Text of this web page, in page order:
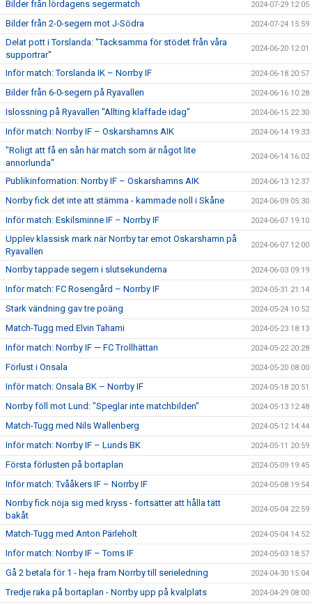
Bilder från lördagens segermatch 2024-07-29 12:05
Bilder från 2-0-segern mot J-Södra 2024-07-24 15:59
Delat pott i Torslanda: "Tacksamma för stödet från våra
supportrar"
2024-06-20 12:01
Inför match: Torslanda IK – Norrby IF 2024-06-18 20:57
Bilder från 6-0-segern på Ryavallen 2024-06-16 10:28
Islossning på Ryavallen "Allting klaffade idag" 2024-06-15 22:30
Inför match: Norrby IF – Oskarshamns AIK 2024-06-14 19:33
"Roligt att få en sån här match som är något lite
annorlunda"
2024-06-14 16:02
Publikinformation: Norrby IF – Oskarshamns AIK 2024-06-13 12:37
Norrby fick det inte att stämma - kammade noll i Skåne 2024-06-09 05:30
Inför match: Eskilsminne IF – Norrby IF 2024-06-07 19:10
Upplev klassisk mark när Norrby tar emot Oskarshamn på
Ryavallen
2024-06-07 12:00
Norrby tappade segern i slutsekunderna 2024-06-03 09:19
Inför match: FC Rosengård – Norrby IF 2024-05-31 21:14
Stark vändning gav tre poäng 2024-05-24 10:52
Match-Tugg med Elvin Tahami 2024-05-23 18:13
Inför match: Norrby IF — FC Trollhättan 2024-05-22 20:28
Förlust i Onsala 2024-05-20 08:00
Inför match: Onsala BK – Norrby IF 2024-05-18 20:51
Norrby föll mot Lund: "Speglar inte matchbilden" 2024-05-13 12:48
Match-Tugg med Nils Wallenberg 2024-05-12 14:44
Inför match: Norrby IF – Lunds BK 2024-05-11 20:59
Första förlusten på bortaplan 2024-05-09 19:45
Inför match: Tvååkers IF – Norrby IF 2024-05-08 19:54
Norrby fick nöja sig med kryss - fortsätter att hålla tätt
bakåt
2024-05-04 22:59
Match-Tugg med Anton Pärleholt 2024-05-04 14:52
Inför match: Norrby IF – Torns IF 2024-05-03 18:57
Gå 2 betala för 1 - heja fram Norrby till serieledning 2024-04-30 15:04
Tredje raka på bortaplan - Norrby upp på kvalplats 2024-04-29 08:00